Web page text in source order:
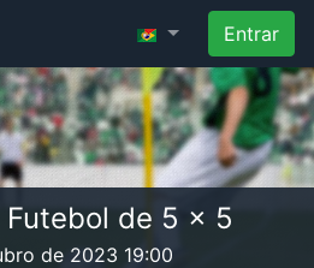
Entrar
de 5 x 5
de 2023 19:00